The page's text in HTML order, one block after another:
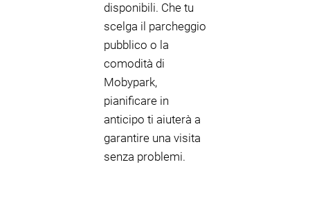
disponibili. Che tu
scelga il parcheggio
pubblico o la
comodità di
Mobypark,
pianificare in
anticipo ti aiuterà a
garantire una visita
senza problemi.